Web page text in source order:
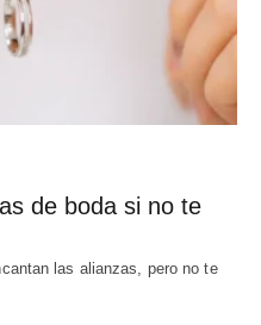
de boda si no te
las alianzas, pero no te